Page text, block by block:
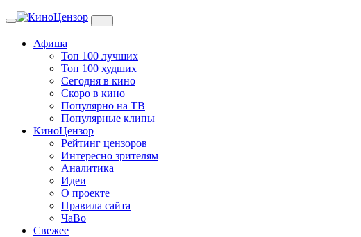
Toggle
Афиша
Топ 100 лучших
Топ 100 худших
Сегодня в кино
Скоро в кино
Популярно на ТВ
Популярные клипы
КиноЦензор
Рейтинг цензоров
Интересно зрителям
Аналитика
Идеи
О проекте
Правила сайта
ЧаВо
Свежее